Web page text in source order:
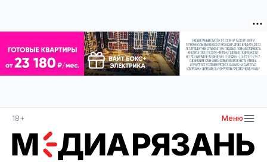
18+ Меню